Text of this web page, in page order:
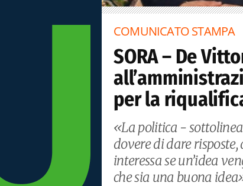
COMUNICATO STAMPA
SORA – De
per la
«La politica -
dovere di dare
interessa se un’idea
che sia una buona